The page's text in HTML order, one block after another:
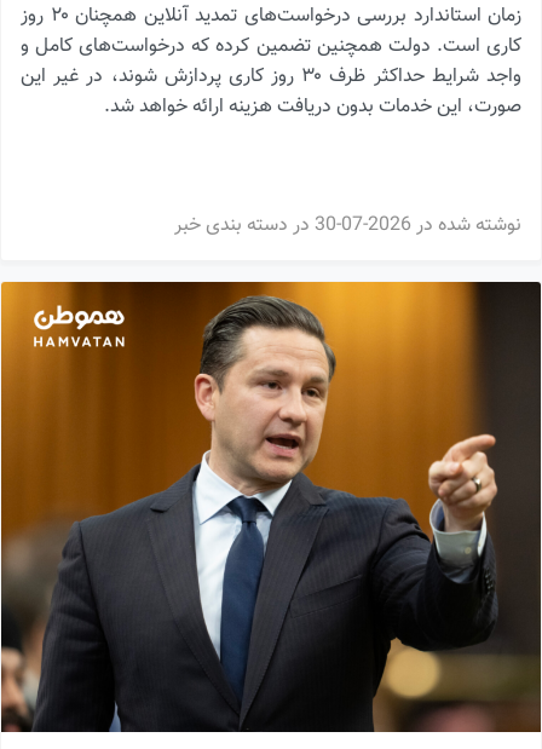
زمان استاندارد بررسی درخواست‌های تمدید آنلاین همچنان ۲۰ روز
کاری است. دولت همچنین تضمین کرده که درخواست‌های کامل و
واجد شرایط حداکثر ظرف ۳۰ روز کاری پردازش شوند، در غیر این
صورت، این خدمات بدون دریافت هزینه ارائه خواهد شد.
نوشته شده در 2026-07-30 در دسته بندی خبر